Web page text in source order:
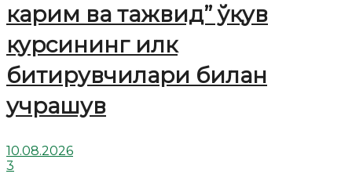
карим ва тажвид” ўқув
курсининг илк
битирувчилари билан
учрашув
10.08.2026
3